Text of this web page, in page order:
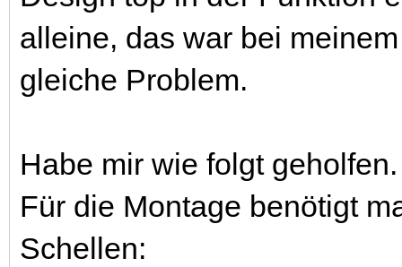
alleine, das war bei
gleiche Problem.
Habe mir wie folgt
Für die Montage benötigt
Schellen: